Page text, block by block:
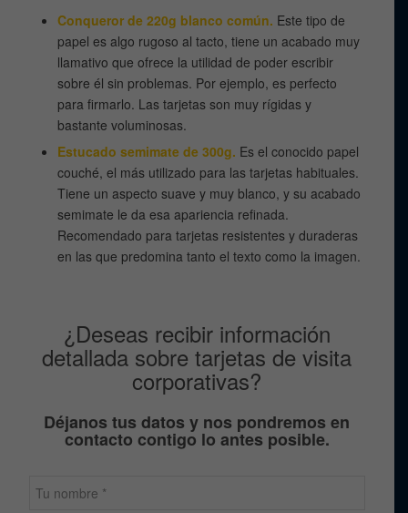
Conqueror de 220g blanco común. Este tipo de
papel es algo rugoso al tacto, tiene un acabado muy
llamativo que ofrece la utilidad de poder escribir
sobre él sin problemas. Por ejemplo, es perfecto
para firmarlo. Las tarjetas son muy rígidas y
bastante voluminosas.
Estucado semimate de 300g. Es el conocido papel
couché, el más utilizado para las tarjetas habituales.
Tiene un aspecto suave y muy blanco, y su acabado
semimate le da esa apariencia refinada.
Recomendado para tarjetas resistentes y duraderas
en las que predomina tanto el texto como la imagen.
¿Deseas recibir información
detallada sobre tarjetas de visita
corporativas?
Déjanos tus datos y nos pondremos en
contacto contigo lo antes posible.